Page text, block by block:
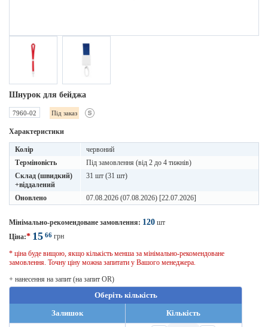
Шнурок для бейджа
7960-02 Під заказ
Характеристики
Колір
червоний
Терміновість
Під замовлення (від 2 до 4 тижнів)
Склад (швидкий)
+віддалений
31 шт (31 шт)
Оновлено 07.08.2026 (07.08.2026) [22.07.2026]
Мінімально-рекомендоване замовлення: 120 шт
Ціна:* 15 66 грн
* ціна буде вищою, якщо кількість менша за мінімально-рекомендоване
замовлення. Точну ціну можна запитати у Вашого менеджера.
+ нанесення на запит (на запит OR)
Оберіть кількість
Залишок
Кількість